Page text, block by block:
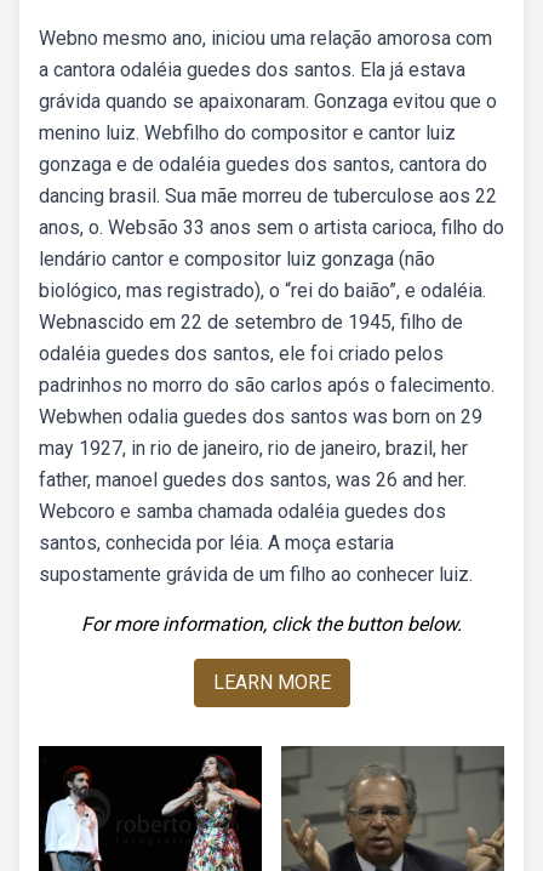
Webno mesmo ano, iniciou uma relação amorosa com
a cantora odaléia guedes dos santos. Ela já estava
grávida quando se apaixonaram. Gonzaga evitou que o
menino luiz. Webfilho do compositor e cantor luiz
gonzaga e de odaléia guedes dos santos, cantora do
dancing brasil. Sua mãe morreu de tuberculose aos 22
anos, o. Websão 33 anos sem o artista carioca, filho do
lendário cantor e compositor luiz gonzaga (não
biológico, mas registrado), o “rei do baião”, e odaléia.
Webnascido em 22 de setembro de 1945, filho de
odaléia guedes dos santos, ele foi criado pelos
padrinhos no morro do são carlos após o falecimento.
Webwhen odalia guedes dos santos was born on 29
may 1927, in rio de janeiro, rio de janeiro, brazil, her
father, manoel guedes dos santos, was 26 and her.
Webcoro e samba chamada odaléia guedes dos
santos, conhecida por léia. A moça estaria
supostamente grávida de um filho ao conhecer luiz.
For more information, click the button below.
LEARN MORE